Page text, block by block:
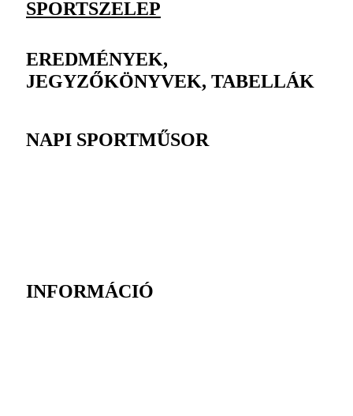
SPORTSZELEP
EREDMÉNYEK,
JEGYZŐKÖNYVEK, TABELLÁK
NAPI SPORTMŰSOR
INFORMÁCIÓ